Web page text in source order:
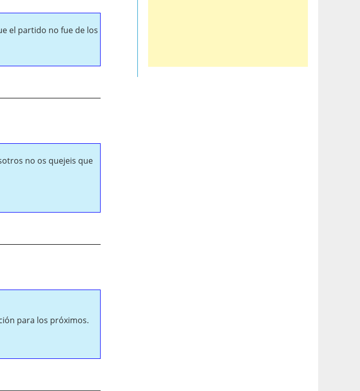
el partido no fue de los
no os quejeis que
para los próximos.